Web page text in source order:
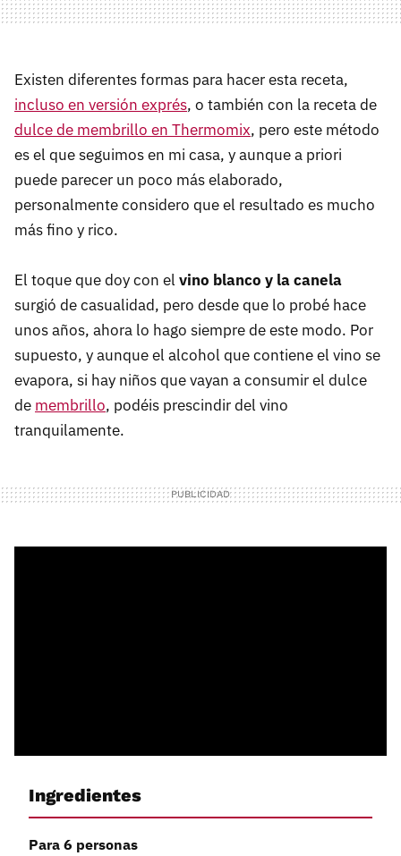
Existen diferentes formas para hacer esta receta,
incluso en versión exprés, o también con la receta de
dulce de membrillo en Thermomix, pero este método
es el que seguimos en mi casa, y aunque a priori
puede parecer un poco más elaborado,
personalmente considero que el resultado es mucho
más fino y rico.
El toque que doy con el vino blanco y la canela
surgió de casualidad, pero desde que lo probé hace
unos años, ahora lo hago siempre de este modo. Por
supuesto, y aunque el alcohol que contiene el vino se
evapora, si hay niños que vayan a consumir el dulce
de membrillo, podéis prescindir del vino
tranquilamente.
Ingredientes
Para 6 personas